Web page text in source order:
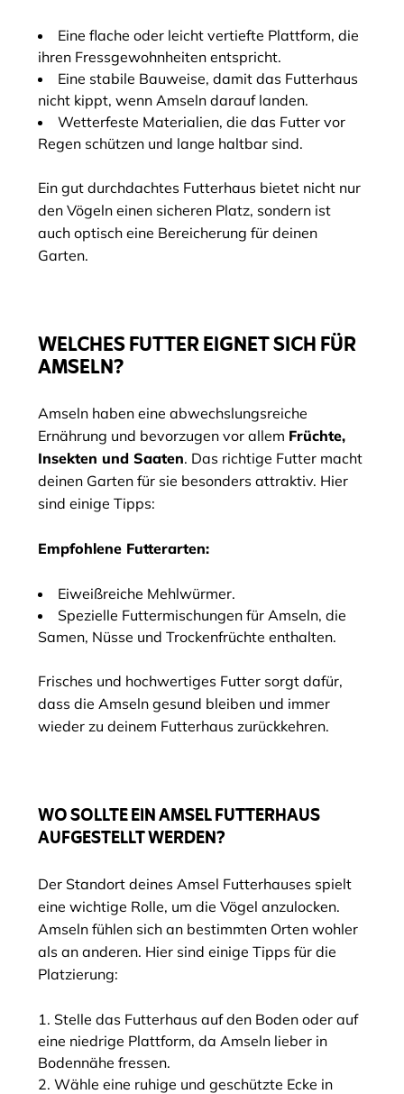
Eine flache oder leicht vertiefte Plattform, die
ihren Fressgewohnheiten entspricht.
Eine stabile Bauweise, damit das Futterhaus
nicht kippt, wenn Amseln darauf landen.
Wetterfeste Materialien, die das Futter vor
Regen schützen und lange haltbar sind.
Ein gut durchdachtes Futterhaus bietet nicht nur
den Vögeln einen sicheren Platz, sondern ist
auch optisch eine Bereicherung für deinen
Garten.
WELCHES FUTTER EIGNET SICH FÜR
AMSELN?
Amseln haben eine abwechslungsreiche
Ernährung und bevorzugen vor allem Früchte,
Insekten und Saaten. Das richtige Futter macht
deinen Garten für sie besonders attraktiv. Hier
sind einige Tipps:
Empfohlene Futterarten:
Eiweißreiche Mehlwürmer.
Spezielle Futtermischungen für Amseln, die
Samen, Nüsse und Trockenfrüchte enthalten.
Frisches und hochwertiges Futter sorgt dafür,
dass die Amseln gesund bleiben und immer
wieder zu deinem Futterhaus zurückkehren.
WO SOLLTE EIN AMSEL FUTTERHAUS
AUFGESTELLT WERDEN?
Der Standort deines Amsel Futterhauses spielt
eine wichtige Rolle, um die Vögel anzulocken.
Amseln fühlen sich an bestimmten Orten wohler
als an anderen. Hier sind einige Tipps für die
Platzierung:
Stelle das Futterhaus auf den Boden oder auf
eine niedrige Plattform, da Amseln lieber in
Bodennähe fressen.
Wähle eine ruhige und geschützte Ecke in